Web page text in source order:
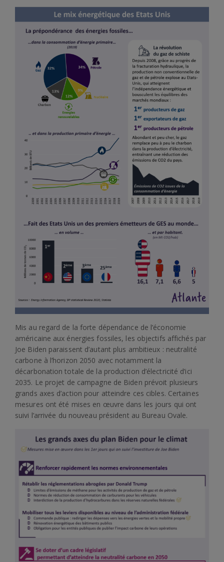
Mis au regard de la forte dépendance de l’économie
américaine aux énergies fossiles, les objectifs affichés par
Joe Biden paraissent d’autant plus ambitieux : neutralité
carbone à l’horizon 2050 avec notamment la
décarbonation totale de la production d’électricité d’ici
2035. Le projet de campagne de Biden prévoit plusieurs
grands axes d’action pour atteindre ces cibles. Certaines
mesures ont été mises en œuvre dans les jours qui ont
suivi l’arrivée du nouveau président au Bureau Ovale.